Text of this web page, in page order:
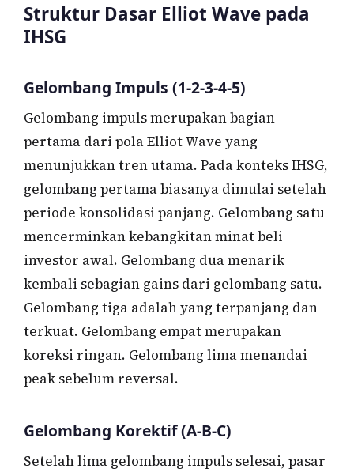
Struktur Dasar Elliot Wave pada
IHSG
Gelombang Impuls (1-2-3-4-5)
Gelombang impuls merupakan bagian
pertama dari pola Elliot Wave yang
menunjukkan tren utama. Pada konteks IHSG,
gelombang pertama biasanya dimulai setelah
periode konsolidasi panjang. Gelombang satu
mencerminkan kebangkitan minat beli
investor awal. Gelombang dua menarik
kembali sebagian gains dari gelombang satu.
Gelombang tiga adalah yang terpanjang dan
terkuat. Gelombang empat merupakan
koreksi ringan. Gelombang lima menandai
peak sebelum reversal.
Gelombang Korektif (A-B-C)
Setelah lima gelombang impuls selesai, pasar